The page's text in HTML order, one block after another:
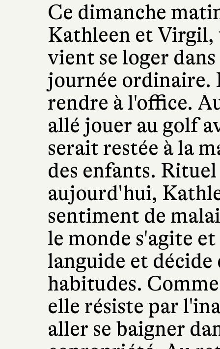
Ce dimanche
Kathleen et Virgil,
vient se loger
journée ordinaire.
rendre à l'office.
allé jouer au golf
serait restée à la
des enfants.
aujourd'hui,
sentiment de
le monde s'agite
languide et décide
habitudes.
elle résiste par
aller se baigner